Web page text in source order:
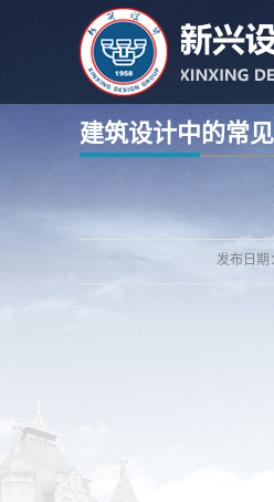
建筑设计中的常
发布日期：